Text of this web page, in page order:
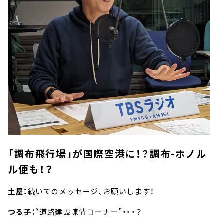
「調布飛行場」が国際空港に！？調布-ホノル
ル便も！？
土屋：続いてのメッセージ、お願いします！
つる子：“道路建設陳情コーナー”・・・？